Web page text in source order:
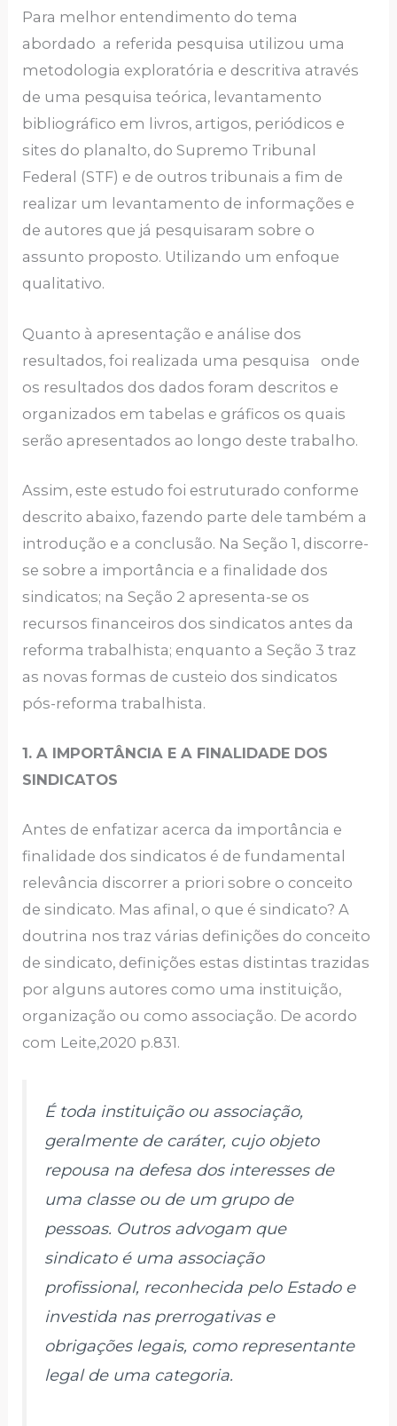
Para melhor entendimento do tema
abordado a referida pesquisa utilizou uma
metodologia exploratória e descritiva através
de uma pesquisa teórica, levantamento
bibliográfico em livros, artigos, periódicos e
sites do planalto, do Supremo Tribunal
Federal (STF) e de outros tribunais a fim de
realizar um levantamento de informações e
de autores que já pesquisaram sobre o
assunto proposto. Utilizando um enfoque
qualitativo.
Quanto à apresentação e análise dos
resultados, foi realizada uma pesquisa onde
os resultados dos dados foram descritos e
organizados em tabelas e gráficos os quais
serão apresentados ao longo deste trabalho.
Assim, este estudo foi estruturado conforme
descrito abaixo, fazendo parte dele também a
introdução e a conclusão. Na Seção 1, discorre-
se sobre a importância e a finalidade dos
sindicatos; na Seção 2 apresenta-se os
recursos financeiros dos sindicatos antes da
reforma trabalhista; enquanto a Seção 3 traz
as novas formas de custeio dos sindicatos
pós-reforma trabalhista.
1. A IMPORTÂNCIA E A FINALIDADE DOS
SINDICATOS
Antes de enfatizar acerca da importância e
finalidade dos sindicatos é de fundamental
relevância discorrer a priori sobre o conceito
de sindicato. Mas afinal, o que é sindicato? A
doutrina nos traz várias definições do conceito
de sindicato, definições estas distintas trazidas
por alguns autores como uma instituição,
organização ou como associação. De acordo
com Leite,2020 p.831.
É toda instituição ou associação,
geralmente de caráter, cujo objeto
repousa na defesa dos interesses de
uma classe ou de um grupo de
pessoas. Outros advogam que
sindicato é uma associação
profissional, reconhecida pelo Estado e
investida nas prerrogativas e
obrigações legais, como representante
legal de uma categoria.